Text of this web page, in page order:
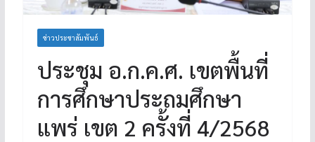
ข่าวประชาสัมพันธ์
ประชุม อ.ก.ค.ศ. เขตพื้นที่
การศึกษาประถมศึกษา
แพร่ เขต 2 ครั้งที่ 4/2568